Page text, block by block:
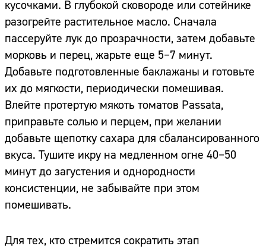
кусочками. В глубокой сковороде или сотейнике
разогрейте растительное масло. Сначала
пассеруйте лук до прозрачности, затем добавьте
морковь и перец, жарьте еще 5–7 минут.
Добавьте подготовленные баклажаны и готовьте
их до мягкости, периодически помешивая.
Влейте протертую мякоть томатов Passata,
приправьте солью и перцем, при желании
добавьте щепотку сахара для сбалансированного
вкуса. Тушите икру на медленном огне 40–50
минут до загустения и однородности
консистенции, не забывайте при этом
помешивать.
Для тех, кто стремится сократить этап